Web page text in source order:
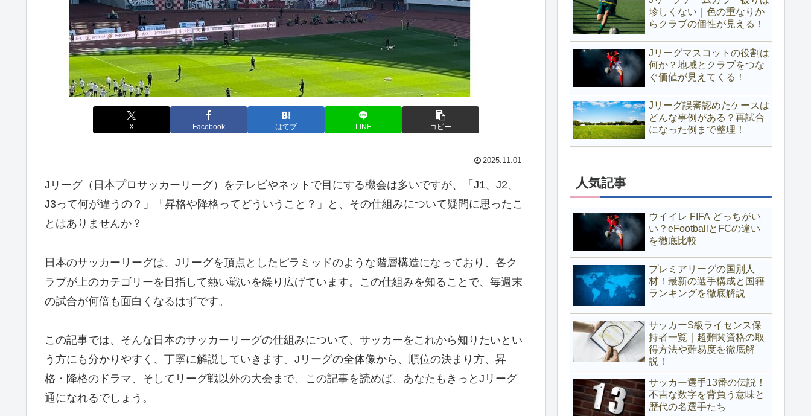
X Facebook はてブ LINE コピー
2025.11.01
Jリーグ（日本プロサッカーリーグ）をテレビやネットで目にする機会は多いですが、「J1、J2、
J3って何が違うの？」「昇格や降格ってどういうこと？」と、その仕組みについて疑問に思ったこ
とはありませんか？
日本のサッカーリーグは、Jリーグを頂点としたピラミッドのような階層構造になっており、各ク
ラブが上のカテゴリーを目指して熱い戦いを繰り広げています。この仕組みを知ることで、毎週末
の試合が何倍も面白くなるはずです。
この記事では、そんな日本のサッカーリーグの仕組みについて、サッカーをこれから知りたいとい
う方にも分かりやすく、丁寧に解説していきます。Jリーグの全体像から、順位の決まり方、昇
格・降格のドラマ、そしてリーグ戦以外の大会まで、この記事を読めば、あなたもきっとJリーグ
通になれるでしょう。
珍しくない｜色の重なりか
らクラブの個性が見える！
Jリーグマスコットの役割は
何か？地域とクラブをつな
ぐ価値が見えてくる！
Jリーグ誤審認めたケースは
どんな事例がある？再試合
になった例まで整理！
人気記事
ウイイレ FIFA どっちがい
い？eFootballとFCの違い
を徹底比較
プレミアリーグの国別人
材！最新の選手構成と国籍
ランキングを徹底解説
サッカーS級ライセンス保
持者一覧｜超難関資格の取
得方法や難易度を徹底解
説！
サッカー選手13番の伝説！
不吉な数字を背負う意味と
歴代の名選手たち